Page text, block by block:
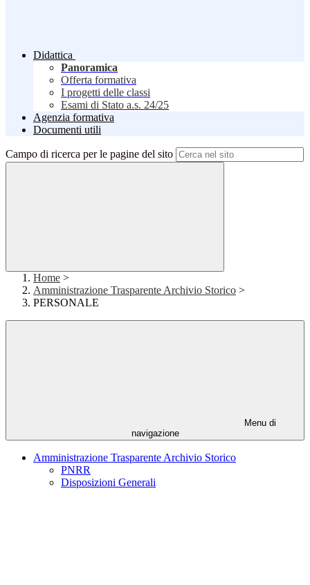
Didattica
Panoramica
Offerta formativa
I progetti delle classi
Esami di Stato a.s. 24/25
Agenzia formativa
Documenti utili
Campo di ricerca per le pagine del sito
Home >
Amministrazione Trasparente Archivio Storico >
PERSONALE
Menu di
navigazione
Amministrazione Trasparente Archivio Storico
PNRR
Disposizioni Generali